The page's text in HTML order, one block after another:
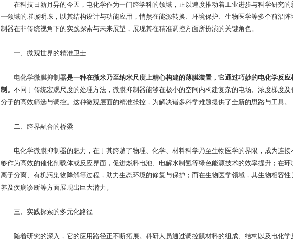
在科技日新月异的今天，电化学作为一门跨学科的领域，正以速度推动着工业进步与科学研究的
一领域的璀璨明珠，以其结构设计与功能应用，悄然在能源转换、环境保护、生物医学等多个前沿
制器在非传统视角下的实践探索与未来展望，展现其在精准调控方面所扮演的关键角色。
一、微观世界的精准卫士
电化学微膜抑制器是一种在微米乃至纳米尺度上精心构建的薄膜装置，它通过巧妙的电化学反
制。 不同于传统宏观尺度的处理方法，微膜抑制器能够在极小的空间内构建复杂的电场、浓度梯度
分子的高效筛选与调控。这种微观层面的精准操控，为解决诸多科学难题提供了全新的思路与工具。
二、跨界融合的桥梁
电化学微膜抑制器的魅力，在于其跨越了物理、化学、材料科学乃至生物医学的界限，成为连接
够作为高效的催化剂载体或反应界面，促进燃料电池、电解水制氢等绿色能源技术的效率提升；在
离子分离、有机污染物降解等过程，助力生态环境的修复与保护；而在生物医学领域，其生物相容
养及疾病诊断等方面展现出巨大潜力。
三、实践探索的多元化路径
随着研究的深入，它的应用路径正不断拓展。科研人员通过调控膜材料的组成、结构以及电化学